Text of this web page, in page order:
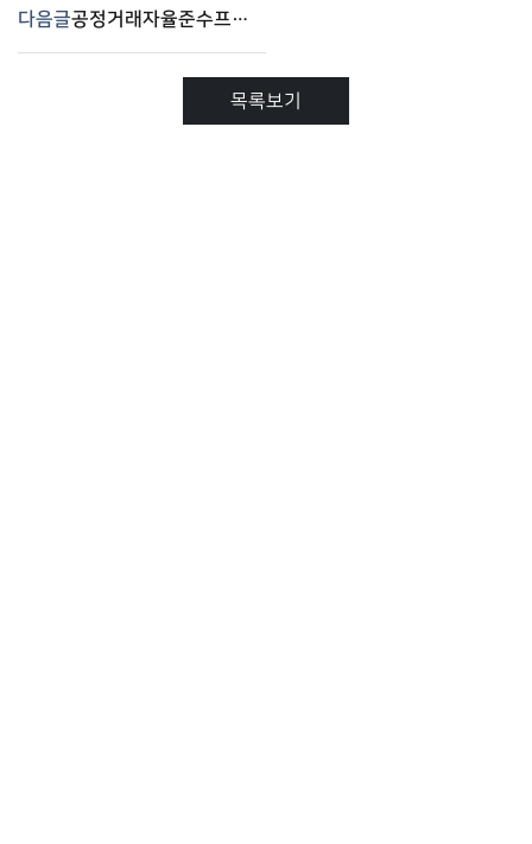
다음글 공정거래자율준수프로그램(CP) 관련 공정거래법 시행령 개정안 입법예고
목록보기